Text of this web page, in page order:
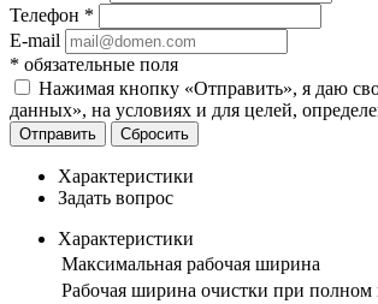
Телефон *
E-mail
* обязательные поля
Нажимая кнопку «Отправить», я даю
данных», на условиях и для целей,
Отправить Сбросить
Характеристики
Задать вопрос
Характеристики
Максимальная рабочая ширина
Рабочая ширина очистки при полном